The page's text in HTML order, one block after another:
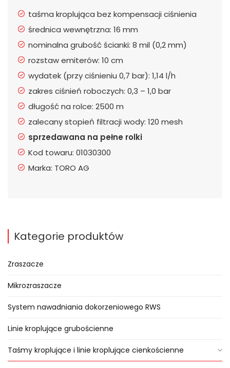
taśma kroplująca bez kompensacji ciśnienia
średnica wewnętrzna: 16 mm
nominalna grubość ścianki: 8 mil (0,2 mm)
rozstaw emiterów: 10 cm
wydatek (przy ciśnieniu 0,7 bar): 1,14 l/h
zakres ciśnień roboczych: 0,3 – 1,0 bar
długość na rolce: 2500 m
zalecany stopień filtracji wody: 120 mesh
sprzedawana na pełne rolki
Kod towaru: 01030300
Marka: TORO AG
Kategorie produktów
Zraszacze
Mikrozraszacze
System nawadniania dokorzeniowego RWS
Linie kroplujące grubościenne
Taśmy kroplujące i linie kroplujące cienkościenne